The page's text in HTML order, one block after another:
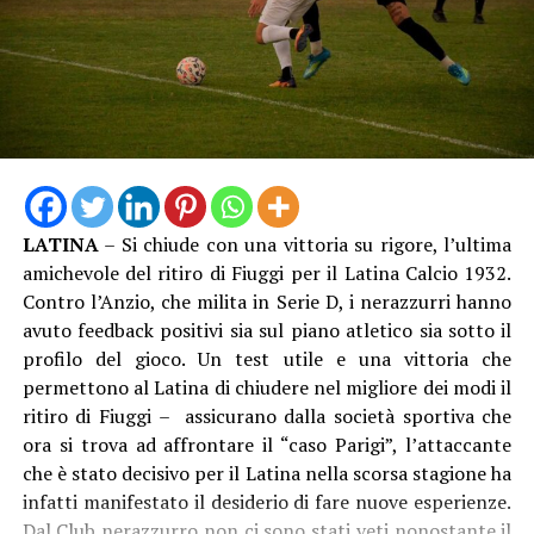
saputo esprimere lo scorso 26 dicembre, suscitando
l’apprezzamento della Fondazione Milano Cortina 2026,
che ha voluto congratularsi con la comunità e
ringraziarla con questo significativo omaggio. È il segno
tangibile di una città capace di unirsi, di accogliere
grandi eventi e di proiettarsi con entusiasmo verso i
LATINA– Si chiude con una vittoria su rigore, l’ultima
amichevole del ritiro di Fiuggi per il Latina Calcio 1932.
Contro l’Anzio, che milita in Serie D, i nerazzurri hanno
avuto feedback positivi sia sul piano atletico sia sotto il
profilo del gioco. Un test utile e una vittoria che
permettono al Latina di chiudere nel migliore dei modi il
ritiro di Fiuggi – assicurano dalla società sportiva che
ora si trova ad affrontare il “caso Parigi”, l’attaccante
che è stato decisivo per il Latina nella scorsa stagione ha
infatti manifestato il desiderio di fare nuove esperienze.